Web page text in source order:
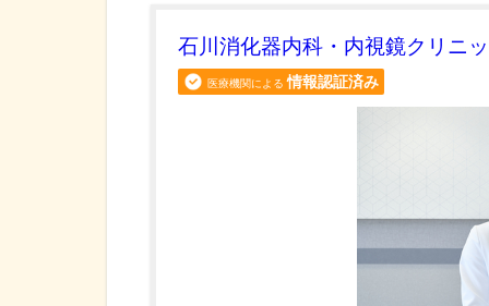
石川消化器内科・内視鏡クリニ
医療機関による 情報認証済み